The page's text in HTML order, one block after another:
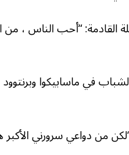
“أحب الناس ، من
في ماسابيكوا
من دواعي سرورني الأكبر